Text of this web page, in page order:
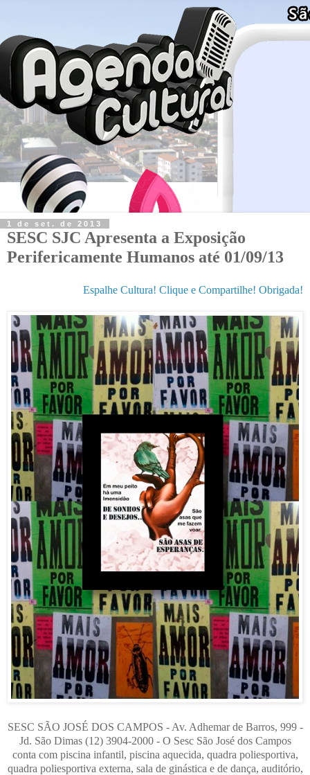
1 de set. de 2013
SESC SJC Apresenta a Exposição
Perifericamente Humanos até 01/09/13
Espalhe Cultura! Clique e Compartilhe! Obrigada!
SESC SÃO JOSÉ DOS CAMPOS - Av. Adhemar de Barros, 999 -
Jd. São Dimas (12) 3904-2000 - O Sesc São José dos Campos
conta com piscina infantil, piscina aquecida, quadra poliesportiva,
quadra poliesportiva externa, sala de ginástica e de dança, auditório,